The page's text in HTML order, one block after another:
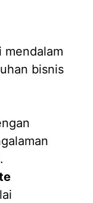
mendalam
bisnis